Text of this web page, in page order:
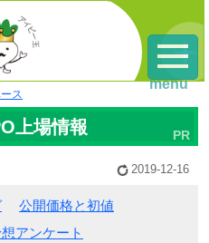
ス
上場情報
2019-12-16
公開価格と初値
アンケート
menu